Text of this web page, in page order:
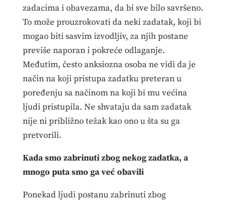
zadacima i obavezama, da bi sve bilo savršeno.
To može prouzrokovati da neki zadatak, koji bi
mogao biti sasvim izvodljiv, za njih postane
previše naporan i pokreće odlaganje.
Međutim, često anksiozna osoba ne vidi da je
način na koji pristupa zadatku preteran u
poređenju sa načinom na koji bi mu većina
ljudi pristupila. Ne shvataju da sam zadatak
nije ni približno težak kao ono u šta su ga
pretvorili.
Kada smo zabrinuti zbog nekog zadatka, a
mnogo puta smo ga već obavili
Ponekad ljudi postanu zabrinuti zbog